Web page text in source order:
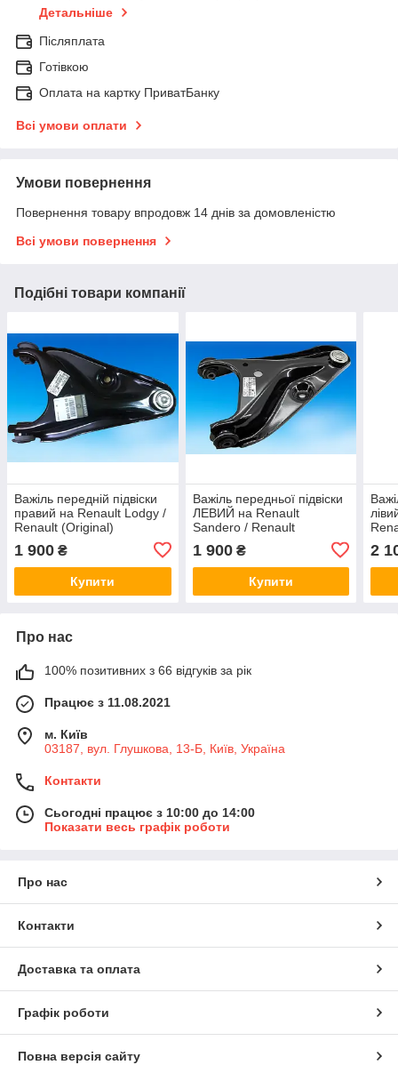
Детальніше
Післяплата
Готівкою
Оплата на картку ПриватБанку
Всі умови оплати
Умови повернення
Повернення товару впродовж 14 днів за домовленістю
Всі умови повернення
Подібні товари компанії
Важіль передній підвіски
правий на Renault Lodgy /
Renault (Original)
1 900 ₴
Купити
Важіль передньої підвіски
ЛЕВИЙ на Renault
Sandero / Renault
1 900₴
Купити
2
Про нас
100% позитивних з 66 відгуків за рік
Працює з 11.08.2021
м. Київ
03187, вул. Глушкова, 13-Б, Київ, Україна
Контакти
Сьогодні працює з 10:00 до 14:00
Показати весь графік роботи
Про нас
Контакти
Доставка та оплата
Графік роботи
Повна версія сайту